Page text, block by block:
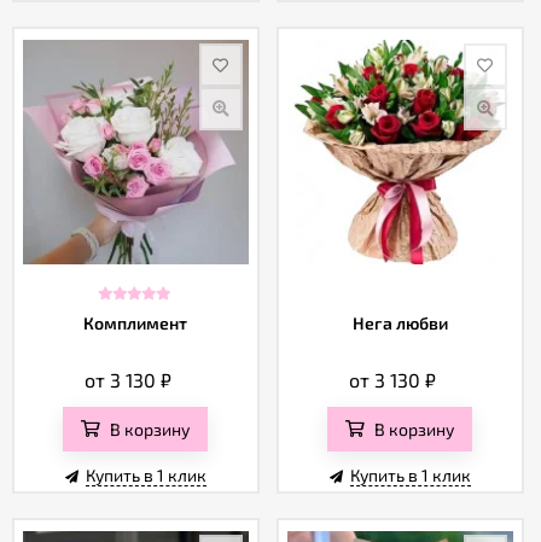
Комплимент
от 3 130₽
В корзину
Купить в 1 клик
Нега любви
от 3 130₽
В корзину
Купить в 1 клик